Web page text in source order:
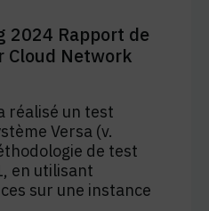
2024 Rapport de
Cloud Network
réalisé un test
Versa (v.
de test
en utilisant
sur une instance